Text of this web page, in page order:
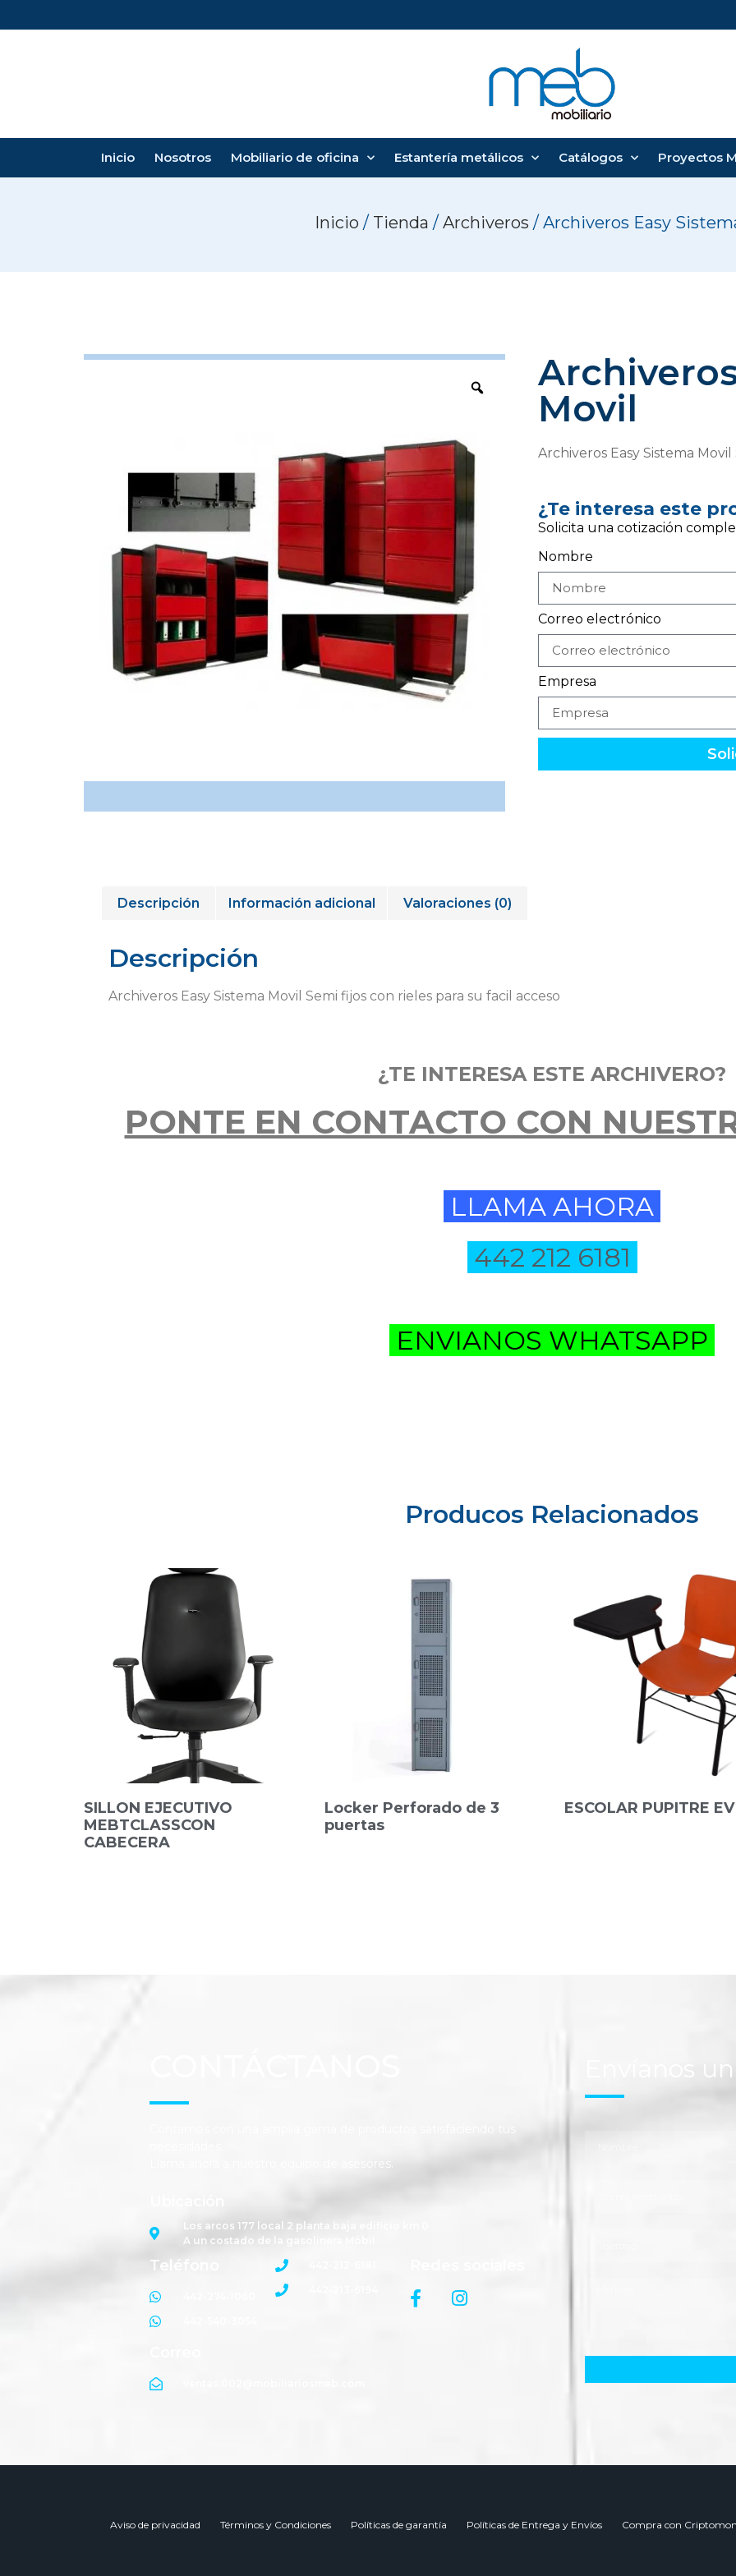
Inicio Nosotros Mobiliario de oficina Estantería metálicos Catálogos Proyectos
Inicio / Tienda / Archiveros / Archiveros Easy
Movil
Archiveros Easy Sistema
¿Te interesa este
Solicita una cotización
Nombre
Correo electrónico
Empresa
Descripción Información adicional Valoraciones (0)
Descripción
Archiveros Easy Sistema Movil Semi fijos con rieles para su facil acceso
¿TE INTERESA ESTE ARCHIVERO?
PONTE EN CONTACTO CON
LLAMA AHORA
442 212 6181
ENVIANOS WHATSAPP
Producos Relacionados
SILLON EJECUTIVO
MEBTCLASSCON
CABECERA
Locker Perforado de 3
puertas
ESCOLAR PUPITRE EV
Llama ahora a nuestro equipo de asesores.
Los arcos 177 local 2 planta baja edificio km 0
A un costado de la gasolinera Móbil
Teléfono
Envíanos
Aviso de privacidad Términos y Condiciones Políticas de garantía Políticas de Entrega y Envíos Compra con